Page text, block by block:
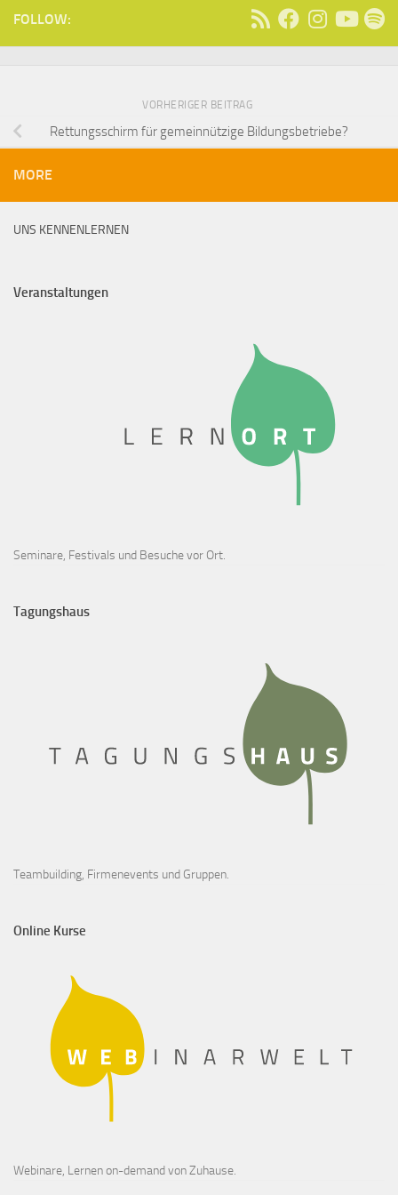
FOLLOW:
VORHERIGER BEITRAG
Rettungsschirm für gemeinnützige Bildungsbetriebe?
MORE
UNS KENNENLERNEN
Veranstaltungen
Seminare, Festivals und Besuche vor Ort.
Tagungshaus
Teambuilding, Firmenevents und Gruppen.
Online Kurse
Webinare, Lernen on-demand von Zuhause.